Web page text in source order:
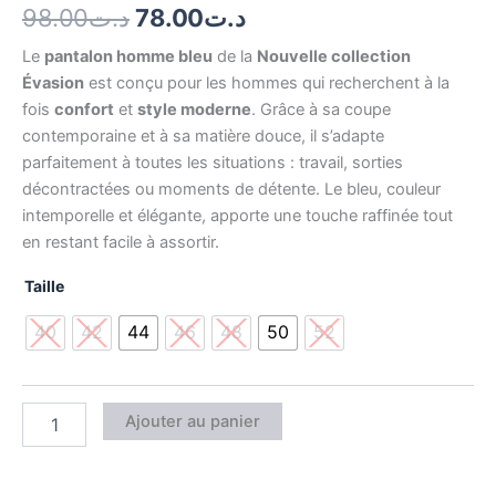
د.ت98.00 د.ت78.00
Le pantalon homme bleu de la Nouvelle collection
Évasion est conçu pour les hommes qui recherchent à la
fois confort et style moderne. Grâce à sa coupe
contemporaine et à sa matière douce, il s’adapte
parfaitement à toutes les situations : travail, sorties
décontractées ou moments de détente. Le bleu, couleur
intemporelle et élégante, apporte une touche raffinée tout
en restant facile à assortir.
Taille
40 42 44 46 48 50 52
Ajouter au panier